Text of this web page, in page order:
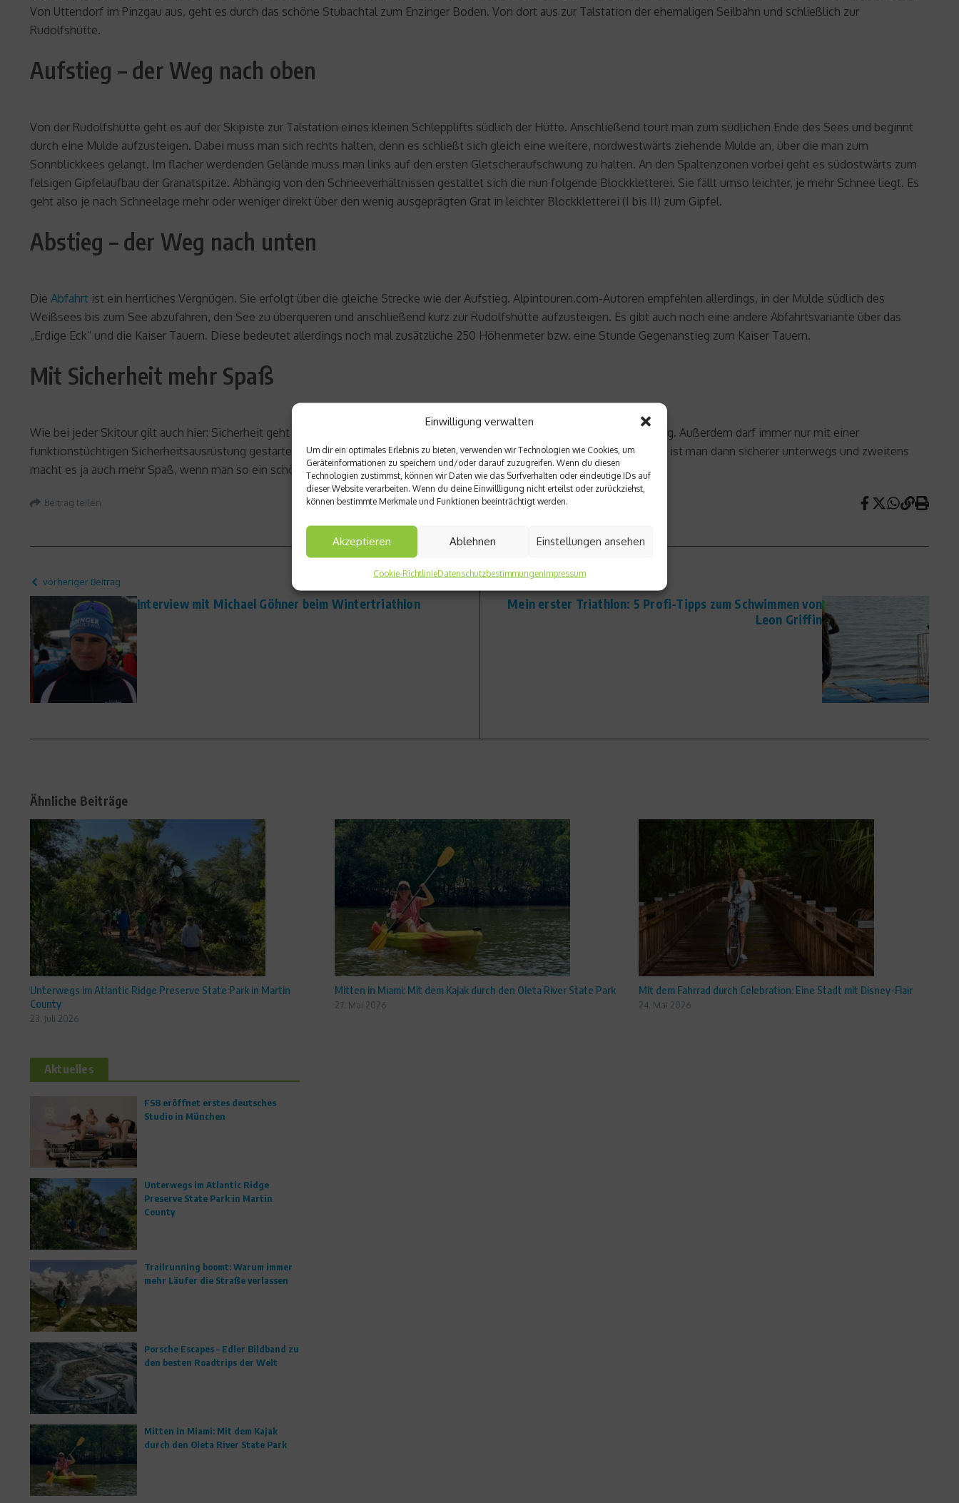
Einwilligung verwalten
Um dir ein optimales Erlebnis zu bieten, verwenden wir Technologien wie Cookies, um
Geräteinformationen zu speichern und/oder darauf zuzugreifen. Wenn du diesen
Technologien zustimmst, können wir Daten wie das Surfverhalten oder eindeutige IDs auf
dieser Website verarbeiten. Wenn du deine Einwillligung nicht erteilst oder zurückziehst,
können bestimmte Merkmale und Funktionen beeinträchtigt werden.
Akzeptieren Ablehnen Einstellungen ansehen
Cookie-RichtlinieDatenschutzbestimmungenImpressum
Von Uttendorf im Pinzgau aus, geht es durch das schöne Stubachtal zum Enzinger Boden. Von dort aus zur Talstation der ehemaligen Seilbahn und schließlich zur
Rudolfshütte.
Aufstieg – der Weg nach oben
Von der Rudolfshütte geht es auf der Skipiste zur Talstation eines kleinen Schlepplifts südlich der Hütte. Anschließend tourt man zum südlichen Ende des Sees und beginnt
durch eine Mulde aufzusteigen. Dabei muss man sich rechts halten, denn es schließt sich gleich eine weitere, nordwestwärts ziehende Mulde an, über die man zum
Sonnblickkees gelangt. Im flacher werdenden Gelände muss man links auf den ersten Gletscheraufschwung zu halten. An den Spaltenzonen vorbei geht es südostwärts zum
felsigen Gipfelaufbau der Granatspitze. Abhängig von den Schneeverhältnissen gestaltet sich die nun folgende Blockkletterei. Sie fällt umso leichter, je mehr Schnee liegt. Es
geht also je nach Schneelage mehr oder weniger direkt über den wenig ausgeprägten Grat in leichter Blockkletterei (I bis II) zum Gipfel.
Abstieg – der Weg nach unten
Die Abfahrt ist ein herrliches Vergnügen. Sie erfolgt über die gleiche Strecke wie der Aufstieg. Alpintouren.com-Autoren empfehlen allerdings, in der Mulde südlich des
Weißsees bis zum See abzufahren, den See zu überqueren und anschließend kurz zur Rudolfshütte aufzusteigen. Es gibt auch noch eine andere Abfahrtsvariante über das
„Erdige Eck“ und die Kaiser Tauern. Diese bedeutet allerdings noch mal zusätzliche 250 Höhenmeter bzw. eine Stunde Gegenanstieg zum Kaiser Tauern.
Mit Sicherheit mehr Spaß
Wie bei jeder Skitour gilt auch hier: Sicherheit geht vor. Informiert euch vorher intensiv über Schneelage und Lawinenwarnung. Außerdem darf immer nur mit einer
funktionstüchtigen Sicherheitsausrüstung gestartet werden. Am besten startet man eine Tour mindestens zu zweit. Erstens ist man dann sicherer unterwegs und zweitens
macht es ja auch mehr Spaß, wenn man so ein schönes Erlebnis wie eine Skitour mit jemandem teilt.
Beitrag teilen
vorheriger Beitrag
Interview mit Michael Göhner beim Wintertriathlon
Nächster Beitrag
Mein erster Triathlon: 5 Profi-Tipps zum Schwimmen von
Leon Griffin
Ähnliche Beiträge
Unterwegs im Atlantic Ridge Preserve State Park in Martin
County
23. Juli 2026
Mitten in Miami: Mit dem Kajak durch den Oleta River State Park
27. Mai 2026
Mit dem Fahrrad durch Celebration: Eine Stadt mit Disney-Flair
24. Mai 2026
Aktuelles
FS8 eröffnet erstes deutsches
Studio in München
Unterwegs im Atlantic Ridge
Preserve State Park in Martin
County
Trailrunning boomt: Warum immer
mehr Läufer die Straße verlassen
Porsche Escapes – Edler Bildband zu
den besten Roadtrips der Welt
Mitten in Miami: Mit dem Kajak
durch den Oleta River State Park